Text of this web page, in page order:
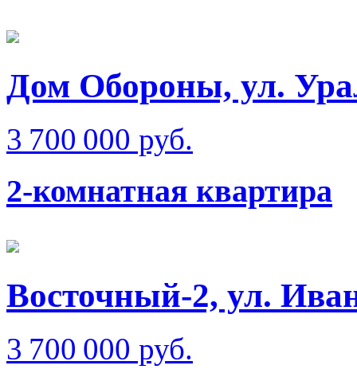
Дом Обороны, ул.
3 700 000 руб.
2-комнатная квартира
Восточный-2, ул.
3 700 000 руб.